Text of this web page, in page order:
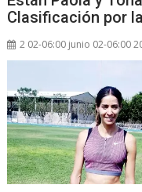
Clasificación por
2 02-06:00 junio 02-06:00